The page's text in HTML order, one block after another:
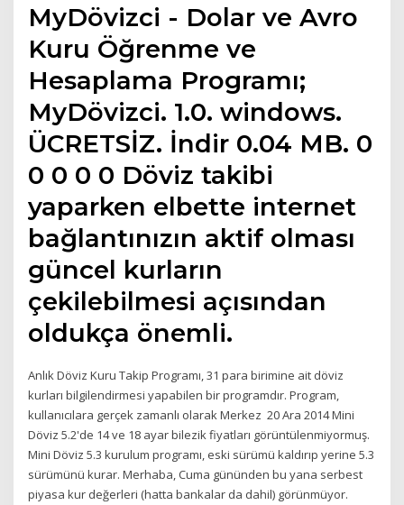
MyDövizci - Dolar ve Avro
Kuru Öğrenme ve
Hesaplama Programı;
MyDövizci. 1.0. windows.
ÜCRETSİZ. İndir 0.04 MB. 0
0 0 0 0 Döviz takibi
yaparken elbette internet
bağlantınızın aktif olması
güncel kurların
çekilebilmesi açısından
oldukça önemli.
Anlık Döviz Kuru Takip Programı, 31 para birimine ait döviz
kurları bilgilendirmesi yapabilen bir programdır. Program,
kullanıcılara gerçek zamanlı olarak Merkez 20 Ara 2014 Mini
Döviz 5.2'de 14 ve 18 ayar bilezik fiyatları görüntülenmiyormuş.
Mini Döviz 5.3 kurulum programı, eski sürümü kaldırıp yerine 5.3
sürümünü kurar. Merhaba, Cuma gününden bu yana serbest
piyasa kur değerleri (hatta bankalar da dahil) görünmüyor.